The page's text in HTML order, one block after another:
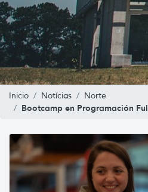
Inicio Notícias Norte
Bootcamp en Programación